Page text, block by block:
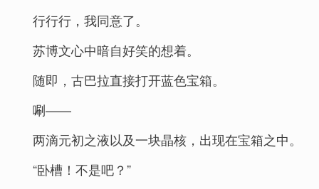
行行行，我同意了。
苏博文心中暗自好笑的想着。
随即，古巴拉直接打开蓝色宝箱。
唰——
两滴元初之液以及一块晶核，出现在宝箱之中。
“卧槽！不是吧？”